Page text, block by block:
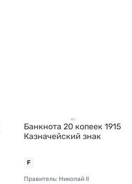
Банкнота 20 копеек 1915
Казначейский знак
F
Правитель: Николай II